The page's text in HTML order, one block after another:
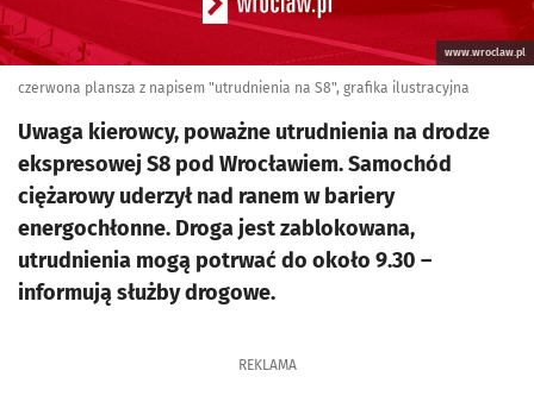
www.wroclaw.pl
czerwona plansza z napisem "utrudnienia na S8", grafika ilustracyjna
Uwaga kierowcy, poważne utrudnienia na drodze
ekspresowej S8 pod Wrocławiem. Samochód
ciężarowy uderzył nad ranem w bariery
energochłonne. Droga jest zablokowana,
utrudnienia mogą potrwać do około 9.30 –
informują służby drogowe.
REKLAMA